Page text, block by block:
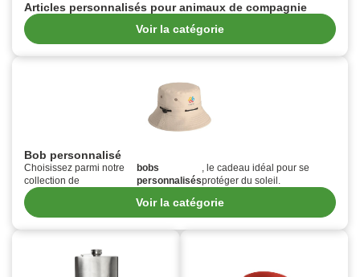
Articles personnalisés pour animaux de compagnie
Voir la catégorie
Bob personnalisé
Choisissez parmi notre
collection de
bobs
personnalisés
, le cadeau idéal pour se
protéger du soleil.
Voir la catégorie